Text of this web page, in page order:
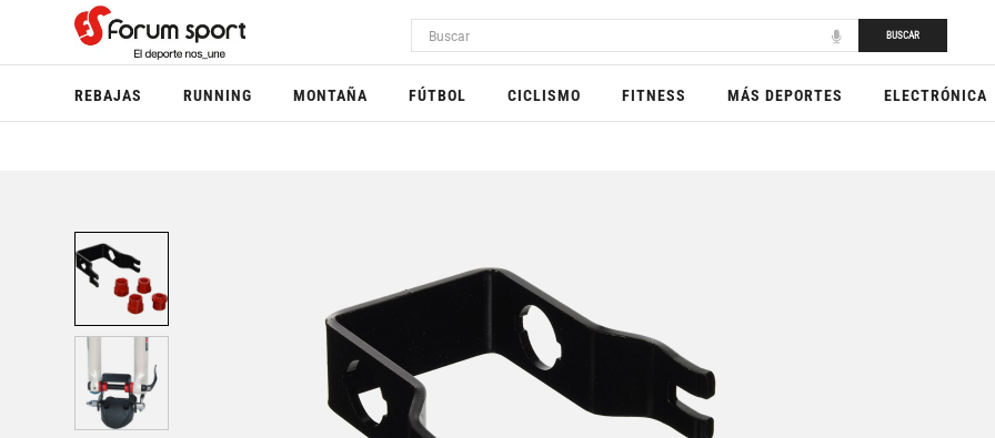
BUSCAR
REBAJAS RUNNING MONTAÑA FÚTBOL CICLISMO FITNESS MÁS DEPORTES ELECTRÓNICA